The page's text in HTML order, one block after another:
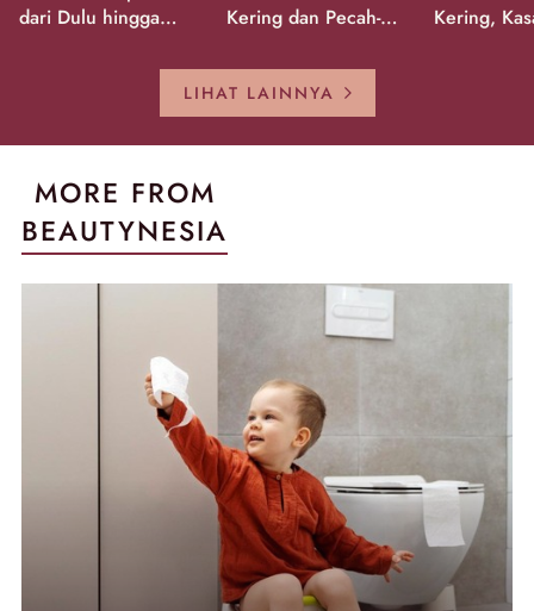
dari Dulu hingga
Kering dan Pecah-
Kering,
LIHAT LAINNYA
MORE FROM
BEAUTYNESIA